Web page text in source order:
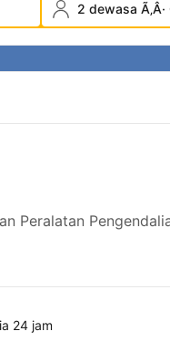
2 dewasa Ã‚Â·
Peralatan
24 jam